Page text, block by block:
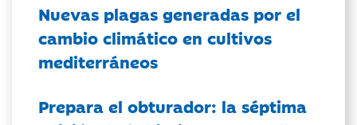
Nuevas plagas generadas por el
cambio climático en cultivos
mediterráneos
Prepara el obturador: la séptima